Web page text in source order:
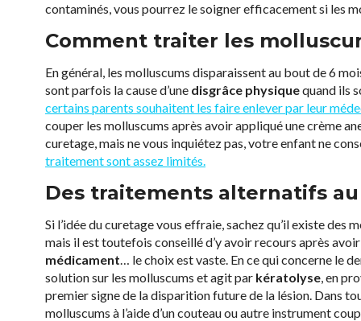
contaminés, vous pourrez le soigner efficacement si les
Comment traiter les
En général, les molluscums disparaissent au bout de 6
sont parfois la cause d’une disgrâce physiquequand ils
certains parents souhaitent les faire enlever par leur
couper les molluscums après avoir appliqué une crème
curetage, mais ne vous inquiétez pas, votre enfant ne
traitement sont assez limités.
Des traitements alternatifs
Si l’idée du curetage vous effraie, sachez qu’il existe
mais il est toutefois conseillé d’y avoir recours après
médicament… le choix est vaste. En ce qui concerne le
solution sur les molluscums et agit par kératolyse, en
premier signe de la disparition future de la lésion. Dans
molluscums à l’aide d’un couteau ou autre instrument